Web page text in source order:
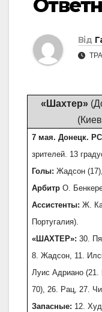
Від
«Шахтер»
7 мая. Донецк.
зрителей. 13
Голы: Жадсон
Арбитр О.
Ассистенты: Ж.
Португалия).
«ШАХТЕР»: 30.
8. Жадсон, 11.
Луис Адриано (21.
70), 26. Рац, 27.
Запасные: 12.